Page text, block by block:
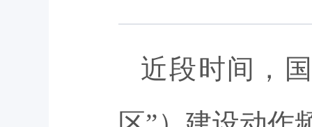
近段时间，